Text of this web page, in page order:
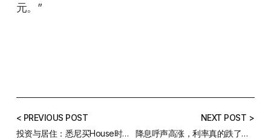
元。”
< PREVIOUS POST
投资与居住：悉尼买House时，须知的三大秘籍
NEXT POST >
降息呼声高涨，利率真的跌了吗？——9月房贷利率汇总